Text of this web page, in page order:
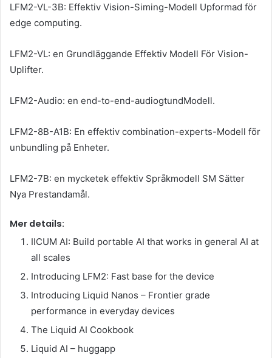
LFM2-VL-3B: Effektiv Vision-Siming-Modell Upformad för
edge computing.
LFM2-VL: en Grundläggande Effektiv Modell För Vision-
Uplifter.
LFM2-Audio: en end-to-end-audiogtundModell.
LFM2-8B-A1B: En effektiv combination-experts-Modell för
unbundling på Enheter.
LFM2-7B: en mycketek effektiv Språkmodell SM Sätter
Nya Prestandamål.
Mer details:
IICUM AI: Build portable AI that works in general AI at
all scales
Introducing LFM2: Fast base for the device
Introducing Liquid Nanos – Frontier grade
performance in everyday devices
The Liquid AI Cookbook
Liquid AI – huggapp